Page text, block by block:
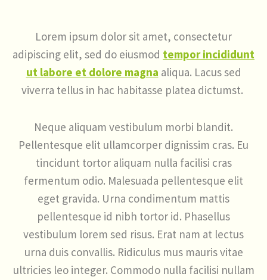
Lorem ipsum dolor sit amet, consectetur
adipiscing elit, sed do eiusmod tempor incididunt
ut labore et dolore magna aliqua. Lacus sed
viverra tellus in hac habitasse platea dictumst.
Neque aliquam vestibulum morbi blandit.
Pellentesque elit ullamcorper dignissim cras. Eu
tincidunt tortor aliquam nulla facilisi cras
fermentum odio. Malesuada pellentesque elit
eget gravida. Urna condimentum mattis
pellentesque id nibh tortor id. Phasellus
vestibulum lorem sed risus. Erat nam at lectus
urna duis convallis. Ridiculus mus mauris vitae
ultricies leo integer. Commodo nulla facilisi nullam